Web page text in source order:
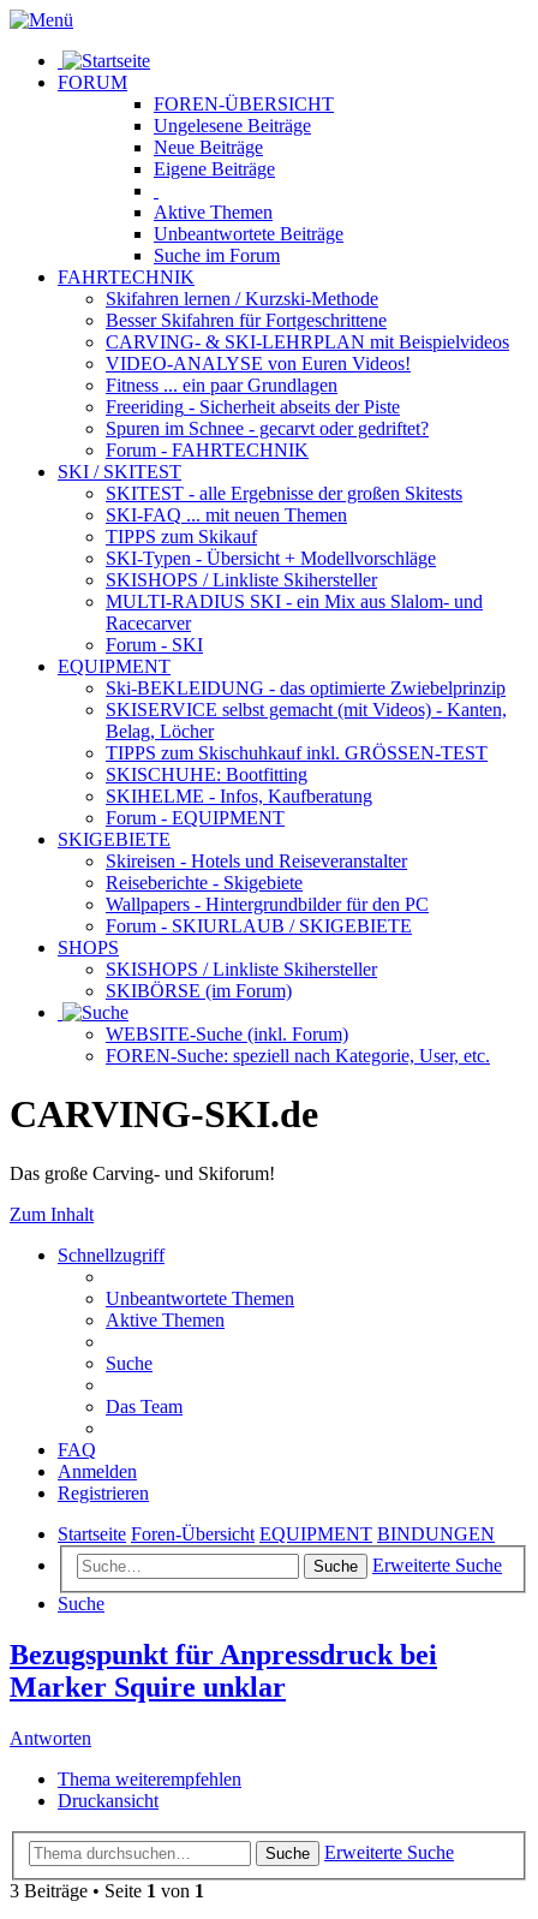
FORUM
FOREN-ÜBERSICHT
Ungelesene Beiträge
Neue Beiträge
Eigene Beiträge
Aktive Themen
Unbeantwortete Beiträge
Suche im Forum
FAHRTECHNIK
Skifahren lernen / Kurzski-Methode
Besser Skifahren für Fortgeschrittene
CARVING- & SKI-LEHRPLAN mit Beispielvideos
VIDEO-ANALYSE von Euren Videos!
Fitness ... ein paar Grundlagen
Freeriding - Sicherheit abseits der Piste
Spuren im Schnee - gecarvt oder gedriftet?
Forum - FAHRTECHNIK
SKI / SKITEST
SKITEST - alle Ergebnisse der großen Skitests
SKI-FAQ ... mit neuen Themen
TIPPS zum Skikauf
SKI-Typen - Übersicht + Modellvorschläge
SKISHOPS / Linkliste Skihersteller
MULTI-RADIUS SKI - ein Mix aus Slalom- und
Racecarver
Forum - SKI
EQUIPMENT
Ski-BEKLEIDUNG - das optimierte Zwiebelprinzip
SKISERVICE selbst gemacht (mit Videos) - Kanten,
Belag, Löcher
TIPPS zum Skischuhkaufinkl. GRÖSSEN-TEST
SKISCHUHE: Bootfitting
SKIHELME - Infos, Kaufberatung
Forum - EQUIPMENT
SKIGEBIETE
Skireisen - Hotels und Reiseveranstalter
Reiseberichte - Skigebiete
Wallpapers - Hintergrundbilder für den PC
Forum - SKIURLAUB / SKIGEBIETE
SHOPS
SKISHOPS / Linkliste Skihersteller
SKIBÖRSE (im Forum)
WEBSITE-Suche (inkl. Forum)
FOREN-Suche: speziell nach Kategorie, User, etc.
CARVING-SKI.de
Das große Carving- und Skiforum!
Zum Inhalt
Schnellzugriff
Unbeantwortete Themen
Aktive Themen
Suche
Das Team
FAQ
Anmelden
Registrieren
Startseite Foren-Übersicht EQUIPMENT BINDUNGEN
Suche
Erweiterte Suche
Suche
Bezugspunkt für Anpressdruck bei
Marker Squire unklar
Antworten
Thema weiterempfehlen
Druckansicht
Suche
Erweiterte Suche
3 Beiträge • Seite 1 von 1